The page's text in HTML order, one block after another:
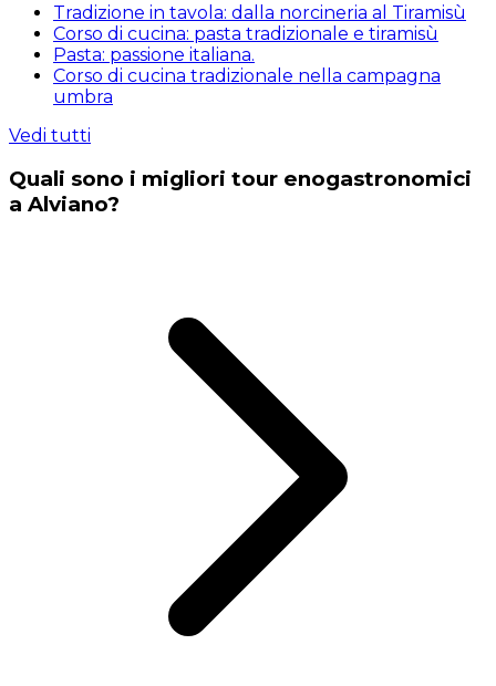
Tradizione in tavola: dalla norcineria al Tiramisù
Corso di cucina: pasta tradizionale e tiramisù
Pasta: passione italiana.
Corso di cucina tradizionale nella campagna
umbra
Vedi tutti
Quali sono i migliori tour enogastronomici
a Alviano?